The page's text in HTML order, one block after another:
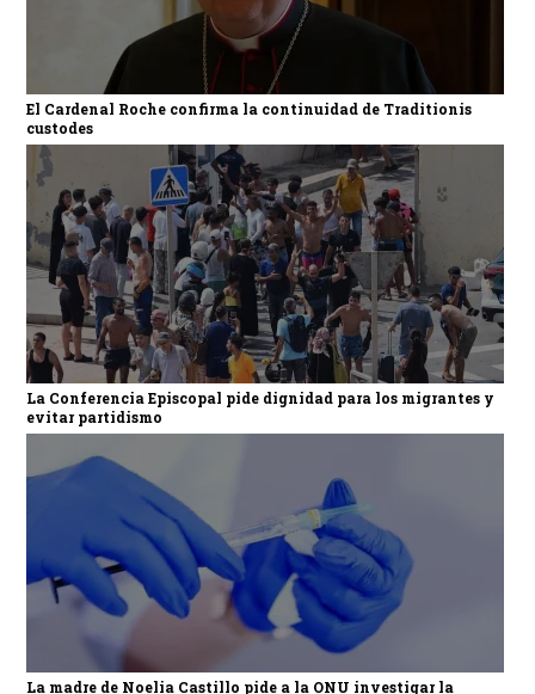
El Cardenal Roche confirma la continuidad de Traditionis
custodes
La Conferencia Episcopal pide dignidad para los migrantes y
evitar partidismo
La madre de Noelia Castillo pide a la ONU investigar la